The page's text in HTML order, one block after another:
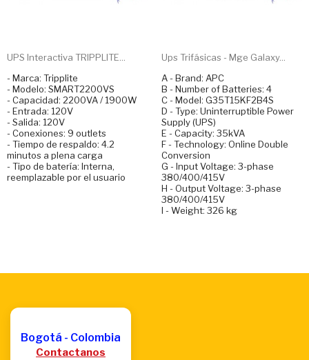
UPS Interactiva TRIPPLITE...
- Marca: Tripplite
- Modelo: SMART2200VS
- Capacidad: 2200VA / 1900W
- Entrada: 120V
- Salida: 120V
- Conexiones: 9 outlets
- Tiempo de respaldo: 4.2
minutos a plena carga
- Tipo de batería: Interna,
reemplazable por el usuario
Ups Trifásicas - Mge Galaxy...
A - Brand: APC
B - Number of Batteries: 4
C - Model: G35T15KF2B4S
D - Type: Uninterruptible Power
Supply (UPS)
E - Capacity: 35kVA
F - Technology: Online Double
Conversion
G - Input Voltage: 3-phase
380/400/415V
H - Output Voltage: 3-phase
380/400/415V
I - Weight: 326 kg
Bogotá - Colombia
Contactanos